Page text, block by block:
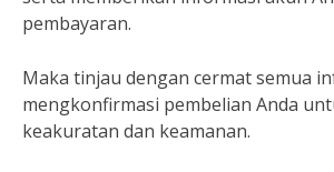
pembayaran.
Maka tinjau dengan cermat semua
mengkonfirmasi pembelian Anda
keakuratan dan keamanan.